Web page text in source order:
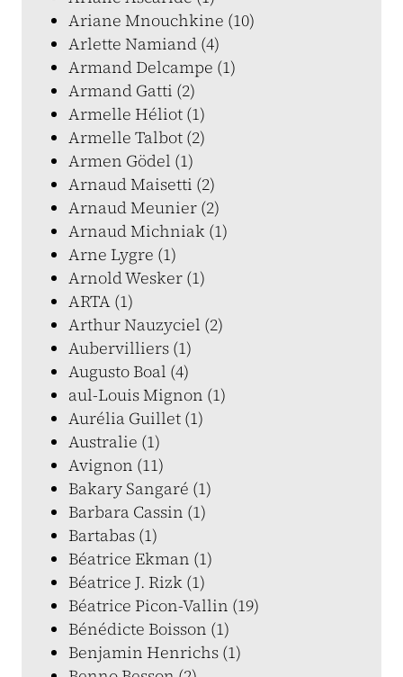
Ariane Mnouchkine (10)
Arlette Namiand (4)
Armand Delcampe (1)
Armand Gatti (2)
Armelle Héliot (1)
Armelle Talbot (2)
Armen Gödel (1)
Arnaud Maisetti (2)
Arnaud Meunier (2)
Arnaud Michniak (1)
Arne Lygre (1)
Arnold Wesker (1)
ARTA (1)
Arthur Nauzyciel (2)
Aubervilliers (1)
Augusto Boal (4)
aul-Louis Mignon (1)
Aurélia Guillet (1)
Australie (1)
Avignon (11)
Bakary Sangaré (1)
Barbara Cassin (1)
Bartabas (1)
Béatrice Ekman (1)
Béatrice J. Rizk (1)
Béatrice Picon-Vallin (19)
Bénédicte Boisson (1)
Benjamin Henrichs (1)